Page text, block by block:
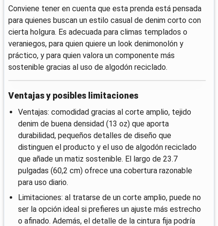
Conviene tener en cuenta que esta prenda está pensada
para quienes buscan un estilo casual de denim corto con
cierta holgura. Es adecuada para climas templados o
veraniegos, para quien quiere un look denimonolón y
práctico, y para quien valora un componente más
sostenible gracias al uso de algodón reciclado.
Ventajas y posibles limitaciones
Ventajas: comodidad gracias al corte amplio, tejido
denim de buena densidad (13 oz) que aporta
durabilidad, pequeños detalles de diseño que
distinguen el producto y el uso de algodón reciclado
que añade un matiz sostenible. El largo de 23.7
pulgadas (60,2 cm) ofrece una cobertura razonable
para uso diario.
Limitaciones: al tratarse de un corte amplio, puede no
ser la opción ideal si prefieres un ajuste más estrecho
o afinado. Además, el detalle de la cintura fija podría